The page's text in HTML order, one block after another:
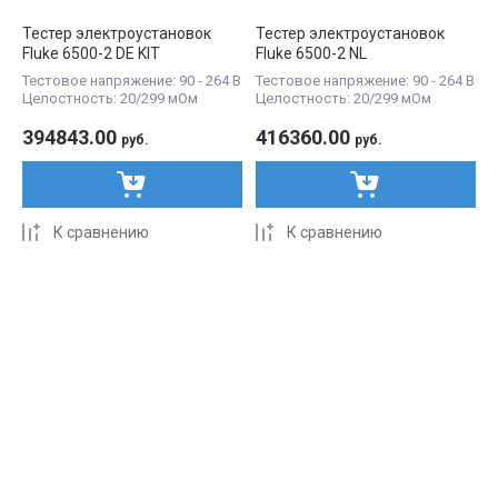
Тестер электроустановок
Fluke 6500-2 DE KIT
Тестовое напряжение: 90 - 264 В
Целостность: 20/299 мОм
394843.00 руб.
К сравнению
Тестер электроустановок
Fluke 6500-2 NL
Тестовое напряжение: 90 - 264 В
Целостность: 20/299 мОм
416360.00 руб.
К сравнению